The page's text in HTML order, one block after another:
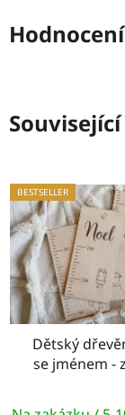
Hodnocení
BESTSELLER
Dětský
se jménem -